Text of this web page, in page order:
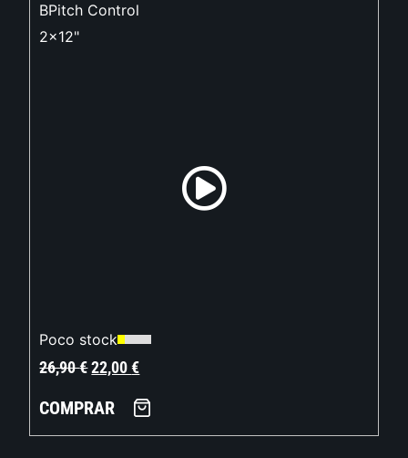
BPitch Control
2x12"
Poco stock
26,90€22,00€
COMPRAR